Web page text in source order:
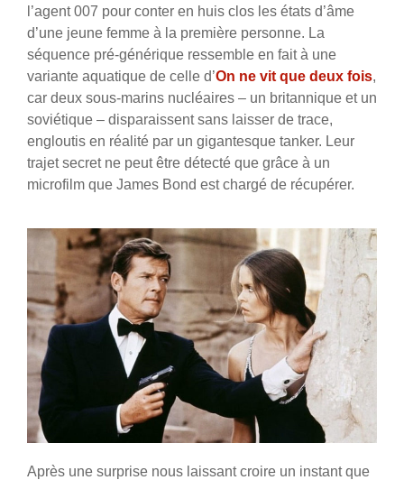
l’agent 007 pour conter en huis clos les états d’âme
d’une jeune femme à la première personne. La
séquence pré-générique ressemble en fait à une
variante aquatique de celle d’On ne vit que deux fois,
car deux sous-marins nucléaires – un britannique et un
soviétique – disparaissent sans laisser de trace,
engloutis en réalité par un gigantesque tanker. Leur
trajet secret ne peut être détecté que grâce à un
microfilm que James Bond est chargé de récupérer.
Après une surprise nous laissant croire un instant que